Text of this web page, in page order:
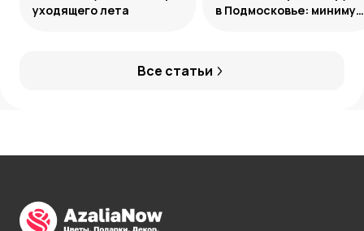
Все статьи
уходящего лета
в Подмосковье: минимум